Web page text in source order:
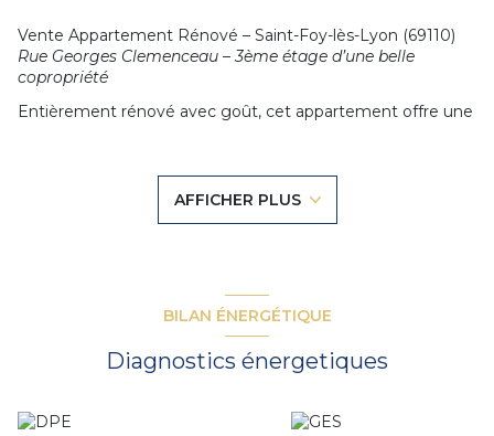
Vente Appartement Rénové – Saint-Foy-lès-Lyon (69110)
Rue Georges Clemenceau – 3ème étage d’une belle
copropriété
Entièrement rénové avec goût, cet appartement offre une
Entrée spacieuse avec placard
une suite parentale avec salle d’eau
Salle de bains complète
Possibilité d’acquérir un garage en sus
AFFICHER PLUS
BILAN ÉNERGÉTIQUE
Diagnostics énergetiques